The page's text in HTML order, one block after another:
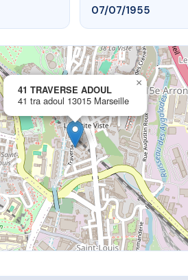
07/07/1955
41 TRAVERSE ADOUL
41 tra adoul 13015 Marseille
×